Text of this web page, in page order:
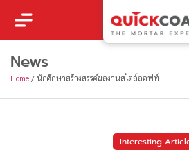
News
Home / นักศึกษาสร้างสรรค์ผลงานสไตล์ลอฟท์
Interesting